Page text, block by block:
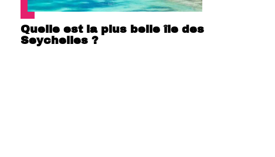
Quelle est la plus belle île des
Seychelles ?